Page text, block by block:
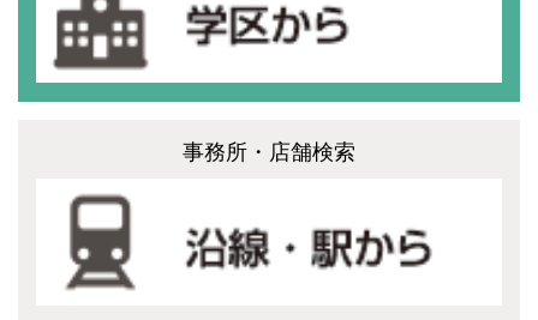
事務所・店舗検索